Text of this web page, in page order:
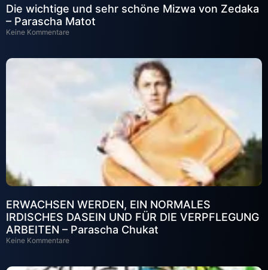
Die wichtige und sehr schöne Mizwa von Zedaka
– Parascha Matot
Keine Kommentare
ERWACHSEN WERDEN, EIN NORMALES
IRDISCHES DASEIN UND FÜR DIE VERPFLEGUNG
ARBEITEN – Parascha Chukat
Keine Kommentare